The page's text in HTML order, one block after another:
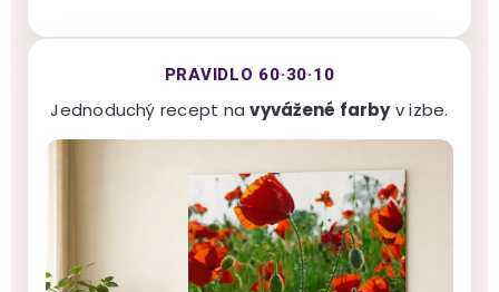
PRAVIDLO 60·30·10
Jednoduchý recept navyvážené farbyv izbe.